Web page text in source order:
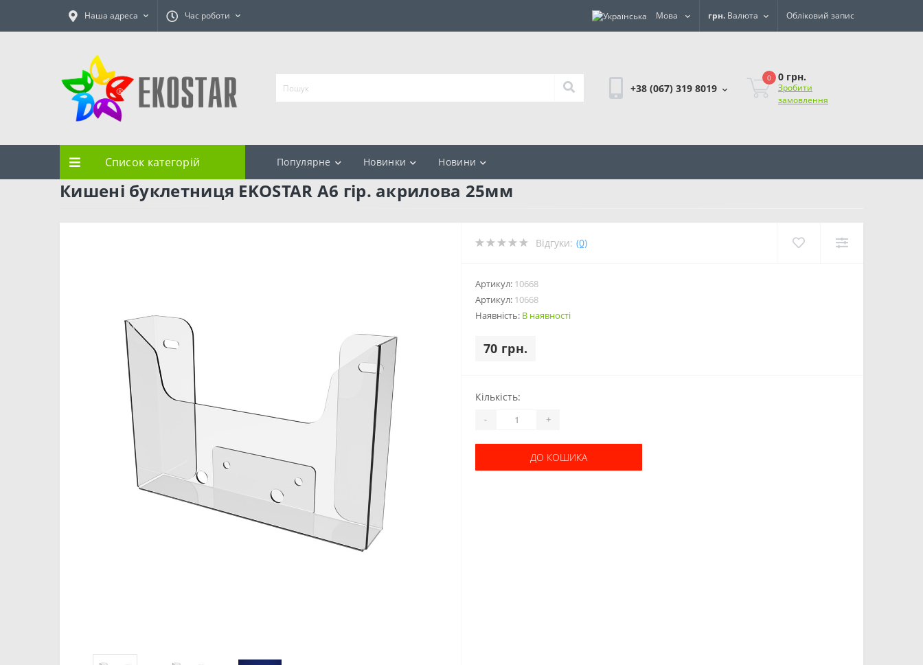
Наша адреса Час роботи Мова грн. Валюта Обліковий запис
+38 (067) 319 8019
0 0 грн.
Зробити
замовлення
Список категорій Популярне Новинки Новини
Кишені буклетниця EKOSTAR А6 гір. акрилова 25мм
Відгуки: (0)
Артикул: 10668
Артикул: 10668
Наявність: В наявності
70 грн.
Кількість:
- +
ДО КОШИКА